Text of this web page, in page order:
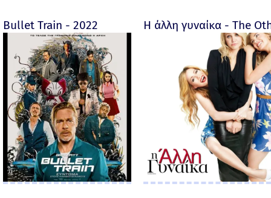
Bullet Train - 2022 Η άλλη γυναίκα - The